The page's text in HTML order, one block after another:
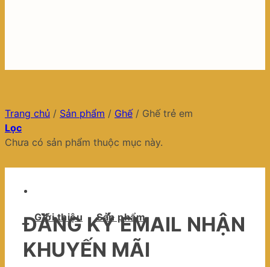
Giới thiệu Sản phẩm
Trang chủ / Sản phẩm / Ghế / Ghế trẻ em
Lọc
Chưa có sản phẩm thuộc mục này.
ĐĂNG KÝ EMAIL NHẬN
KHUYẾN MÃI